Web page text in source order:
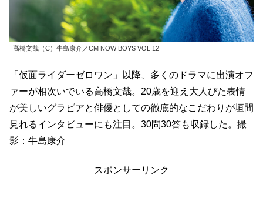
高橋文哉（C）牛島康介／CM NOW BOYS VOL.12
「仮面ライダーゼロワン」以降、多くのドラマに出演オフ
ァーが相次いでいる高橋文哉。20歳を迎え大人びた表情
が美しいグラビアと俳優としての徹底的なこだわりが垣間
見れるインタビューにも注目。30問30答も収録した。撮
影：牛島康介
スポンサーリンク